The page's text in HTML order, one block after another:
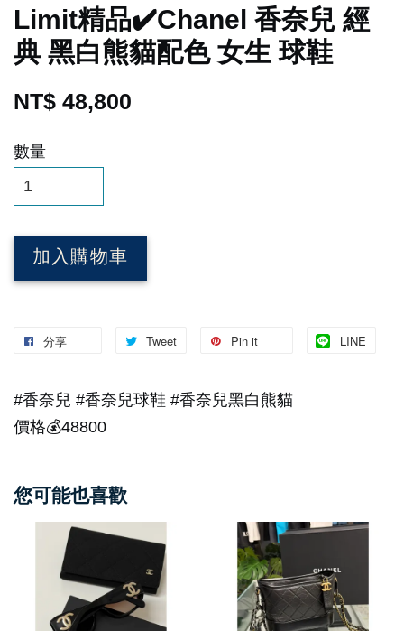
Limit精品✔️Chanel 香奈兒 經
典 黑白熊貓配色 女生 球鞋
NT$ 48,800
數量
加入購物車
分享 Tweet Pin it LINE
#香奈兒 #香奈兒球鞋 #香奈兒黑白熊貓
價格💰48800
您可能也喜歡